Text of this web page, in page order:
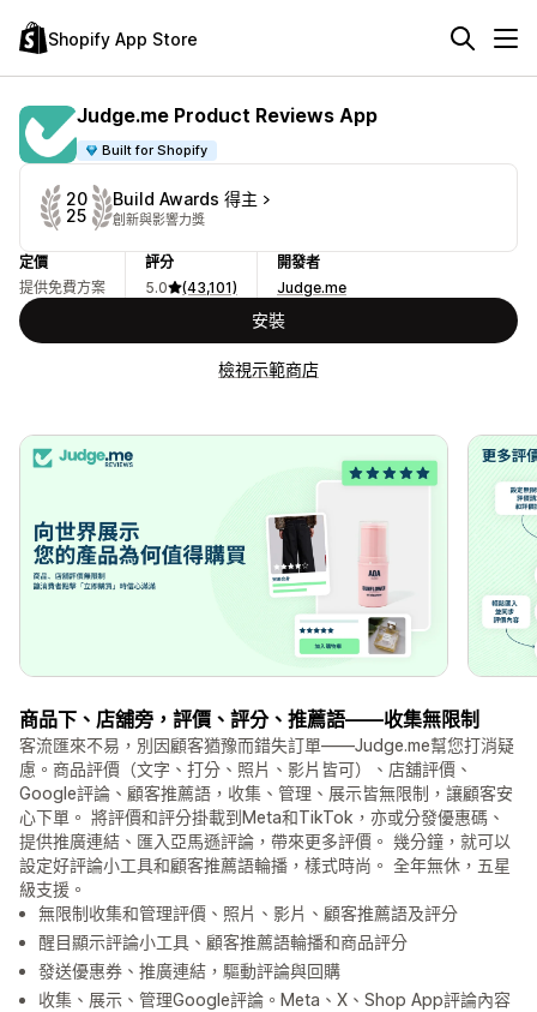
Shopify App Store
Judge.me Product Reviews App
Built for Shopify
20
25
Build Awards 得主
創新與影響力獎
定價
提供免費方案
評分
5.0
(43,101)
開發者
Judge.me
安裝
檢視示範商店
商品下、店舖旁，評價、評分、推薦語——收集無限制
客流匯來不易，別因顧客猶豫而錯失訂單——Judge.me幫您打消疑
慮。商品評價（文字、打分、照片、影片皆可）、店舖評價、
Google評論、顧客推薦語，收集、管理、展示皆無限制，讓顧客安
心下單。 將評價和評分掛載到Meta和TikTok，亦或分發優惠碼、
提供推廣連結、匯入亞馬遜評論，帶來更多評價。 幾分鐘，就可以
設定好評論小工具和顧客推薦語輪播，樣式時尚。 全年無休，五星
級支援。
無限制收集和管理評價、照片、影片、顧客推薦語及評分
醒目顯示評論小工具、顧客推薦語輪播和商品評分
發送優惠券、推廣連結，驅動評論與回購
收集、展示、管理Google評論。Meta、X、Shop App評論內容